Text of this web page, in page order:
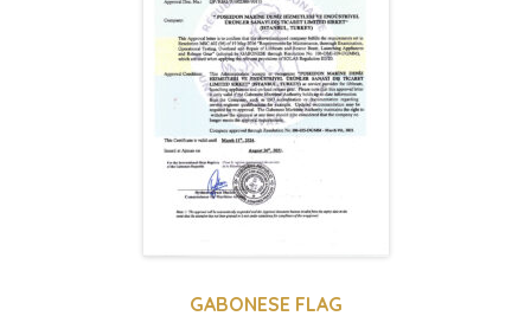
GABONESE FLAG